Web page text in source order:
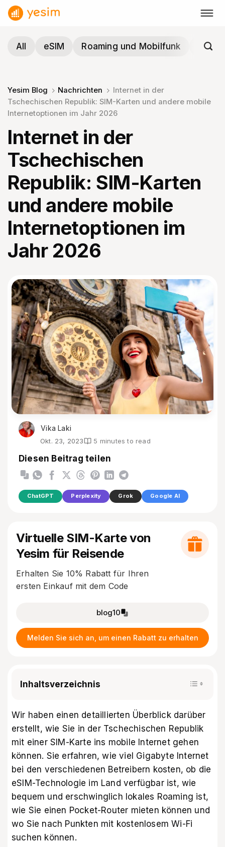
Zum
Inhalt
All
eSIM Roaming und Mobilfunk
Yesim Blog Nachrichten
Internet in der
Tschechischen Republik: SIM-Karten und andere mobile
Internetoptionen im Jahr 2026
Internet in der
Tschechischen
Republik: SIM-Karten
und andere mobile
Internetoptionen im
Jahr 2026
Vika Laki
Okt. 23, 2023 5 minutes to read
Diesen Beitrag teilen
ChatGPT Perplexity Grok Google AI
Virtuelle SIM-Karte von
Yesim für Reisende
Erhalten Sie 10% Rabatt für Ihren
ersten Einkauf mit dem Code
blog10
Melden Sie sich an, um einen Rabatt zu erhalten
Inhaltsverzeichnis
Wir haben einen detaillierten Überblick darüber
erstellt, wie Sie in der Tschechischen Republik
mit einer SIM-Karte ins mobile Internet gehen
können. Sie erfahren, wie viel Gigabyte Internet
bei den verschiedenen Betreibern kosten, ob die
eSIM-Technologie im Land verfügbar ist, wie
bequem und erschwinglich lokales Roaming ist,
wie Sie einen Pocket-Router mieten können und
wo Sie nach Punkten mit kostenlosem Wi-Fi
suchen können.